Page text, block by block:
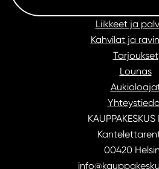
Liikkeet ja
Kahvilat ja
Tarjoukset
Lounas
KAUPPAKESKUS
00420